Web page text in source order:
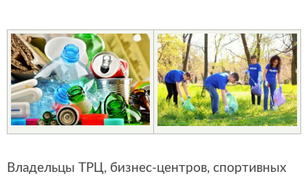
Владельцы ТРЦ, бизнес-центров, спортивных